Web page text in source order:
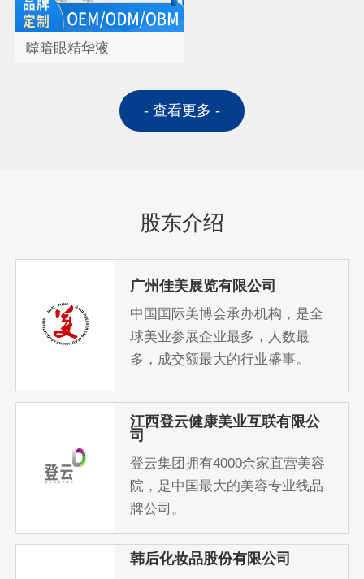
噬暗眼精华液
- 查看更多 -
股东介绍
广州佳美展览有限公司
中国国际美博会承办机构，是全
球美业参展企业最多，人数最
多，成交额最大的行业盛事。
江西登云健康美业互联有限公
司
登云集团拥有4000余家直营美容
院，是中国最大的美容专业线品
牌公司。
韩后化妆品股份有限公司